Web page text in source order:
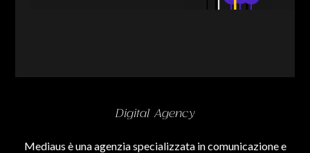
Digital Agency
Mediaus è una agenzia specializzata in comunicazione e